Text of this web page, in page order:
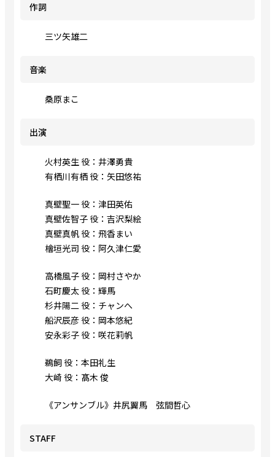
作詞
三ツ矢雄二
音楽
桑原まこ
出演
火村英生 役：井澤勇貴
有栖川有栖 役：矢田悠祐
真壁聖一 役：津田英佑
真壁佐智子 役：吉沢梨絵
真壁真帆 役：飛香まい
檜垣光司 役：阿久津仁愛
高橋風子 役：岡村さやか
石町慶太 役：輝馬
杉井陽二 役：チャンへ
船沢辰彦 役：岡本悠紀
安永彩子 役：咲花莉帆
鵜飼 役：本田礼生
大崎 役：髙木 俊
《アンサンブル》井尻翼馬 弦間哲心
STAFF